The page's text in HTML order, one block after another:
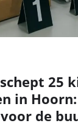
25
in
de